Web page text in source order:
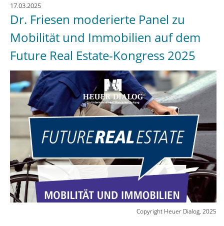
Allstars
e.V.:
Mehr
als
Asphalt
–
Parkraum
zwischen
Technologie
und
Transformation“
17.03.2025
Dr. Friesen moderierte Panel zu
Mobilität und Immobilien auf dem
Future Real Estate-Kongress 2025
Copyright Heuer Dialog, 2025